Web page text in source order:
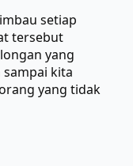
setiap
tersebut
yang
kita
yang tidak